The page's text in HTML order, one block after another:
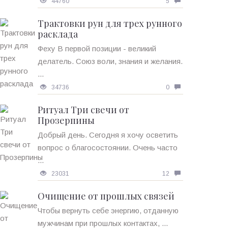
Трактовки рун для трех рунного
расклада
Феху В первой позиции - великий
делатель. Союз воли, знания и желания.
...
34736 0
Ритуал Три свечи от
Прозерпины
Добрый день. Сегодня я хочу осветить
вопрос о благосостоянии. Очень часто
...
23031 12
Очищение от прошлых связей
Чтобы вернуть себе энергию, отданную
мужчинам при прошлых контактах, ...